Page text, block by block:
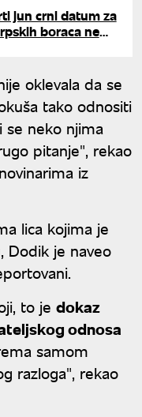
jun crni datum za
boraca ne
oklevala da se
tako odnositi
se neko njima
pitanje", rekao
iz
lica kojima je
Dodik je naveo
to je dokaz
odnosa
samom
razloga", rekao